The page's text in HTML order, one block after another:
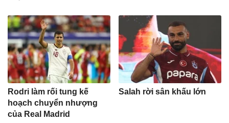
Rodri làm rối tung kế
hoạch chuyển nhượng
của Real Madrid
Salah rời sân khấu lớn